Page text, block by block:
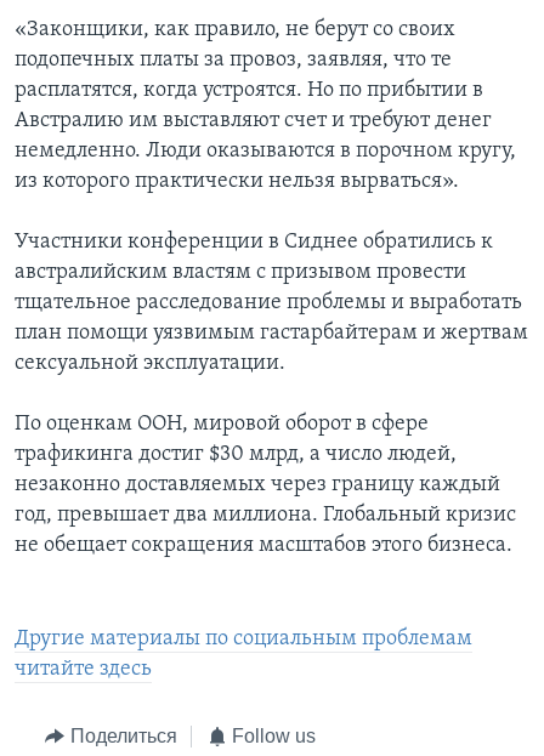
«Законщики, как правило, не берут со своих
подопечных платы за провоз, заявляя, что те
расплатятся, когда устроятся. Но по прибытии в
Австралию им выставляют счет и требуют денег
немедленно. Люди оказываются в порочном кругу,
из которого практически нельзя вырваться».
Участники конференции в Сиднее обратились к
австралийским властям с призывом провести
тщательное расследование проблемы и выработать
план помощи уязвимым гастарбайтерам и жертвам
сексуальной эксплуатации.
По оценкам ООН, мировой оборот в сфере
трафикинга достиг $30 млрд, а число людей,
незаконно доставляемых через границу каждый
год, превышает два миллиона. Глобальный кризис
не обещает сокращения масштабов этого бизнеса.
Другие материалы по социальным проблемам
читайте здесь
Поделиться Follow us